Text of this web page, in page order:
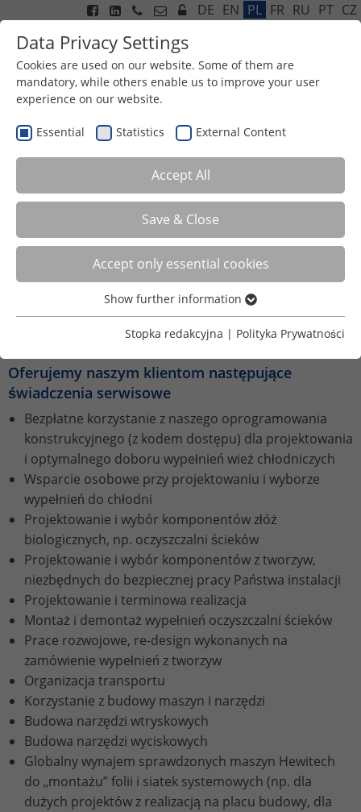
DE EN PL FR RU PT CZ
NASZ SERWIS
Oferujemy naszym klientom następujące
świadczenia serwisowe
Bezpłatne korzystanie z naszego oprogramowania
konstrukcyjnego (z kodem dostępu) dla projektowania
i optymalnego doboru wypełnień wież chłodniczych
Wsparcie osobowe przy projektowaniu i wyborze
wypełnień do chłodni
Projektowanie i wybór komponentów złóż
biologicznych, np. oczyszczalni ścieków
Projektowanie i wybór komponentów z tworzyw,
niezbędnych do bezpiecznej pracy Państwa instalacji
Projektowanie i terminowa realizacja
Montaż i demontaż wypełnień oczyszczalni ścieków
Prace rozwojowe, re-design wykonanych na
zamówienie wypełnień z tworzyw
Organizacja transportu
Korzystanie z budowy maszyn i narzędzi
Budowa narzędzi wtryskowych
Budowa narzędzi wyciskowych
Globalny wynajem sprawdzonych maszyn Hewitech
do „montażu” folii i siatek systemowych (np. dla
dużych projektów z realizacją na placu budowy, dla
Data Privacy Settings
Cookies are used on our website. Some of them are
mandatory, while others enable us to improve your user
experience on our website.
Essential Statistics External Content
Accept All
Save & Close
Accept only essential cookies
Essential cookies are required for basic functions of the
properly.
Name fe_typo_user / PHPSESSID
Provider TYPO3
Lifetime Session
Purpose
This cookie is a standard session cookie
from TYPO3. It stores the session ID in
case of a user login. In this way, the
logged-in user can be recognised and
access to protected areas is granted.
Name cookie_optin
Provider TYPO3
Lifetime 1 Year
Purpose
Stores the chosen tracking optin
settings.
Show Cookie Information
Statistics
This group includes all scripts for analytical tracking and
associated cookies. It helps us to improve the user
experience of our website to improve your handling of
our website.
Name _ga
Provider Google Analytics
Lifetime 2 years
Purpose
This cookie is installed by Google
Analytics. The cookie is used to
calculate visitor, session and campaign
data and to track website usage for the
website analysis report. Cookies store
information anonymously and assign a
randomly generated number to identify
unique visitors.
Show Cookie Information
External Content
We are using external content to provide you with useful
further information.
Show further information
Stopka redakcyjna | Polityka Prywatności